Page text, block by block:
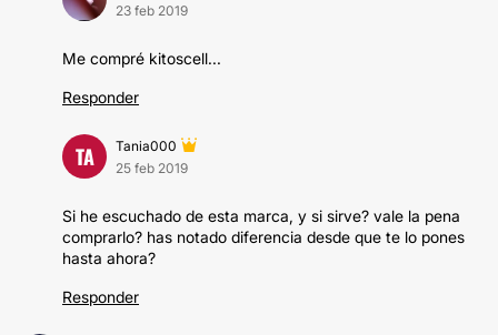
23 feb 2019
Me compré kitoscell...
Responder
TA
Tania000
25 feb 2019
Si he escuchado de esta marca, y si sirve? vale la pena
comprarlo? has notado diferencia desde que te lo pones
hasta ahora?
Responder